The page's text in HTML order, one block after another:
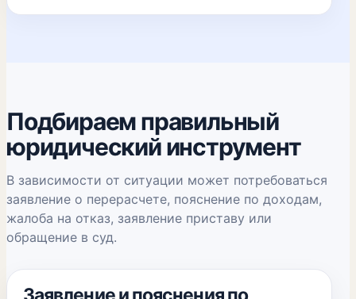
Подбираем правильный
юридический инструмент
В зависимости от ситуации может потребоваться
заявление о перерасчете, пояснение по доходам,
жалоба на отказ, заявление приставу или
обращение в суд.